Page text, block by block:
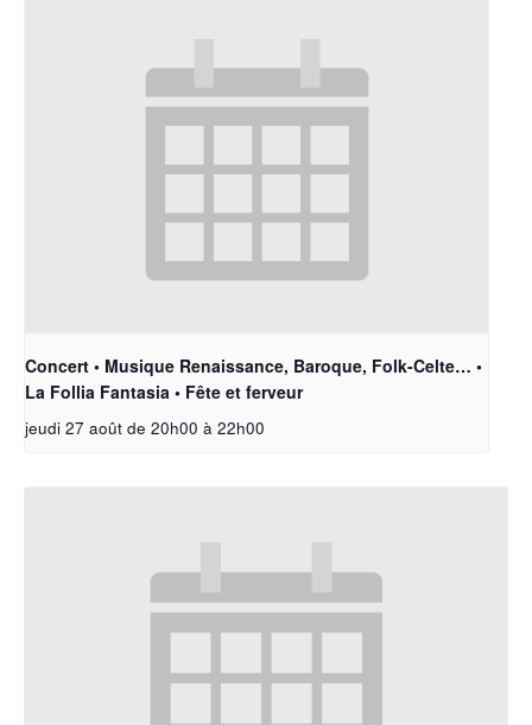
Concert • Musique Renaissance, Baroque, Folk-Celte… •
La Follia Fantasia • Fête et ferveur
jeudi 27 août de 20h00 à 22h00